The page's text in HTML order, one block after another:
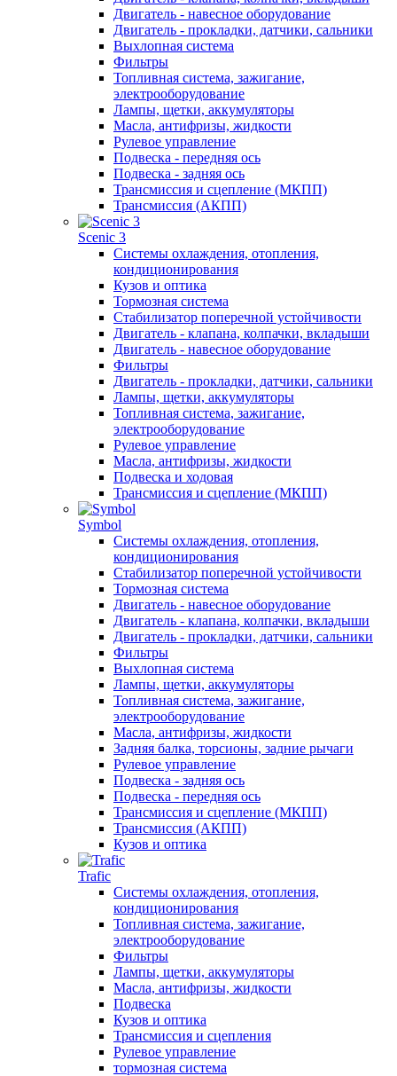
Двигатель - навесное оборудование
Двигатель - прокладки, датчики, сальники
Выхлопная система
Фильтры
Топливная система, зажигание,
электрооборудование
Лампы, щетки, аккумуляторы
Масла, антифризы, жидкости
Рулевое управление
Подвеска - передняя ось
Подвеска - задняя ось
Трансмиссия и сцепление (МКПП)
Трансмиссия (АКПП)
Scenic 3
Системы охлаждения, отопления,
кондиционирования
Кузов и оптика
Тормозная система
Стабилизатор поперечной устойчивости
Двигатель - клапана, колпачки, вкладыши
Двигатель - навесное оборудование
Фильтры
Двигатель - прокладки, датчики, сальники
Лампы, щетки, аккумуляторы
Топливная система, зажигание,
электрооборудование
Рулевое управление
Масла, антифризы, жидкости
Подвеска и ходовая
Трансмиссия и сцепление (МКПП)
Symbol
Системы охлаждения, отопления,
кондиционирования
Стабилизатор поперечной устойчивости
Тормозная система
Двигатель - навесное оборудование
Двигатель - клапана, колпачки, вкладыши
Двигатель - прокладки, датчики, сальники
Фильтры
Выхлопная система
Лампы, щетки, аккумуляторы
Топливная система, зажигание,
электрооборудование
Масла, антифризы, жидкости
Задняя балка, торсионы, задние рычаги
Рулевое управление
Подвеска - задняя ось
Подвеска - передняя ось
Трансмиссия и сцепление (МКПП)
Трансмиссия (АКПП)
Кузов и оптика
Trafic
Системы охлаждения, отопления,
кондиционирования
Топливная система, зажигание,
электрооборудование
Фильтры
Лампы, щетки, аккумуляторы
Масла, антифризы, жидкости
Подвеска
Кузов и оптика
Трансмиссия и сцепления
Рулевое управление
тормозная система